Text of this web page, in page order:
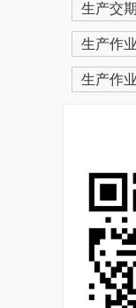
生产交期
生产作业
生产作